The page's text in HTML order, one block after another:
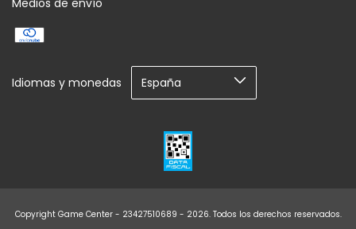
Medios de envío
Idiomas y monedas
Copyright Game Center - 23427510689 - 2026. Todos los derechos reservados.